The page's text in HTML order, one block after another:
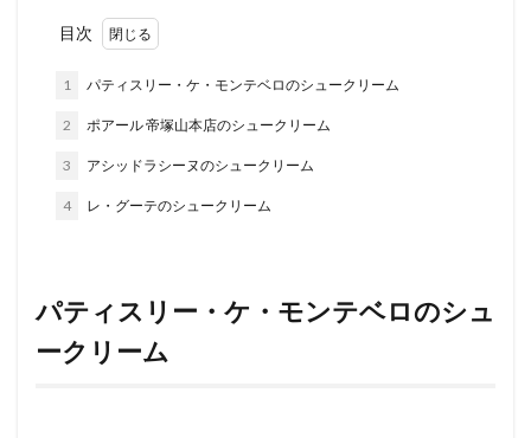
目次
1 パティスリー・ケ・モンテベロのシュークリーム
2 ポアール 帝塚山本店のシュークリーム
3 アシッドラシーヌのシュークリーム
4 レ・グーテのシュークリーム
パティスリー・ケ・モンテベロのシュ
ークリーム